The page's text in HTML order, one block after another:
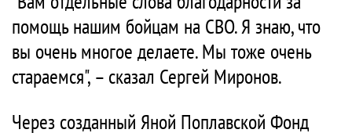
помощь нашим бойцам на СВО. Я знаю, что
вы очень многое делаете. Мы тоже очень
стараемся", – сказал Сергей Миронов.
Через созданный Яной Поплавской Фонд